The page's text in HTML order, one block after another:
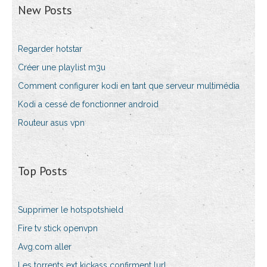
New Posts
Regarder hotstar
Créer une playlist m3u
Comment configurer kodi en tant que serveur multimédia
Kodi a cessé de fonctionner android
Routeur asus vpn
Top Posts
Supprimer le hotspotshield
Fire tv stick openvpn
Avg.com aller